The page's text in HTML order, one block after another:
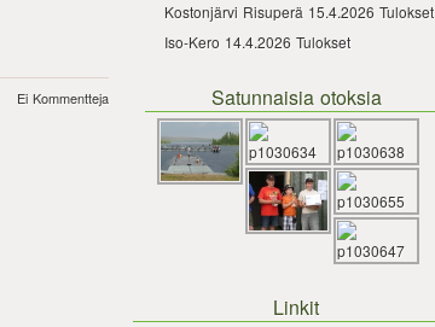
Ei Kommentteja
Kostonjärvi Risuperä 15.4.2026 Tulokset
Iso-Kero 14.4.2026 Tulokset
Satunnaisia otoksia
Linkit